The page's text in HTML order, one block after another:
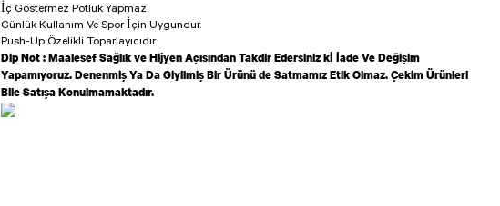
İç Göstermez Potluk Yapmaz.
Günlük Kullanım Ve Spor İçin Uygundur.
Push-Up Özelikli Toparlayıcıdır.
Dip Not : Maalesef Sağlık ve Hijyen Açısından Takdir Edersiniz kİ İade Ve Değişim
Yapamıyoruz. Denenmiş Ya Da Giyilmiş Bir Ürünü de Satmamız Etik Olmaz. Çekim Ürünleri
Bile Satışa Konulmamaktadır.